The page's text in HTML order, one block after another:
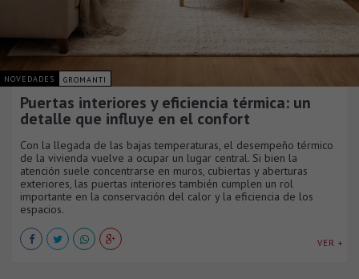
NOVEDADES GROMANTI
Puertas interiores y eficiencia térmica: un
detalle que influye en el confort
Con la llegada de las bajas temperaturas, el desempeño térmico
de la vivienda vuelve a ocupar un lugar central. Si bien la
atención suele concentrarse en muros, cubiertas y aberturas
exteriores, las puertas interiores también cumplen un rol
importante en la conservación del calor y la eficiencia de los
espacios.
VER +